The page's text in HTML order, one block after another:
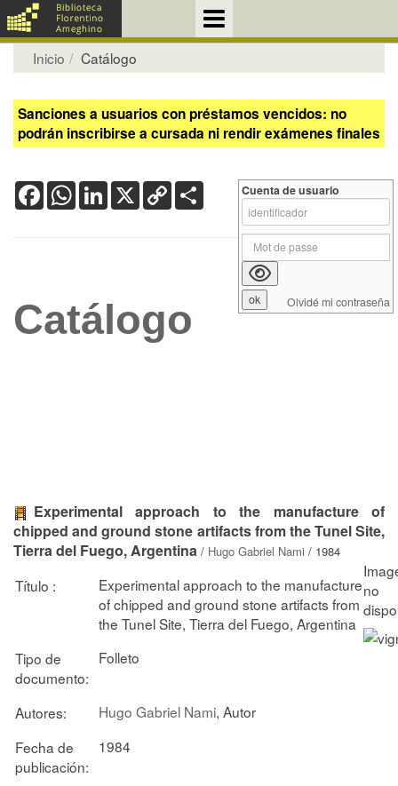
Inicio Catálogo
Sanciones a usuarios con préstamos vencidos: no
podrán inscribirse a cursada ni rendir exámenes finales
FacebookWhatsApp
LinkedIn
X Copy
Link
Catálogo
Experimental approach to the manufacture of
chipped and ground stone artifacts from the Tunel Site,
Tierra del Fuego, Argentina / Hugo Gabriel Nami / 1984
Título :
Experimental approach to the manufacture
of chipped and ground stone artifacts from
the Tunel Site, Tierra del Fuego, Argentina
Tipo de
documento:
Folleto
Autores: Hugo Gabriel Nami, Autor
Fecha de
publicación:
1984
Cuenta de usuario
Olvidé mi contraseña